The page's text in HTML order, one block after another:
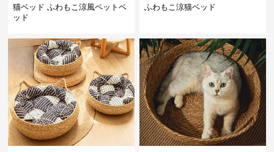
猫ベッド ふわもこ涼風ペットベ
ッド
ふわもこ涼猫ベッド